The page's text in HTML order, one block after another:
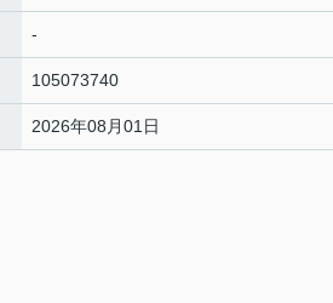
-
105073740
2026年08月01日